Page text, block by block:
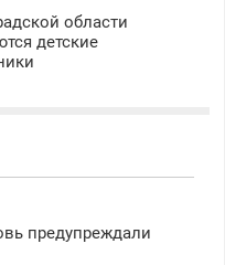
области
детские
предупреждали